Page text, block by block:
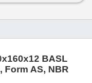
BASL
Form AS, NBR